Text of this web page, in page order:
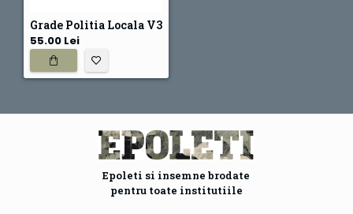
Grade Politia Locala V3
55.00 Lei
Epoleti si insemne brodate
pentru toate institutiile